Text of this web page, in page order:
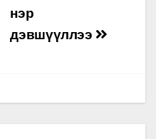
нэр
дэвшүүллээ